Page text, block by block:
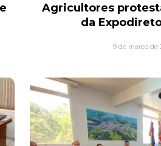
Agricultores
da
9 de março de